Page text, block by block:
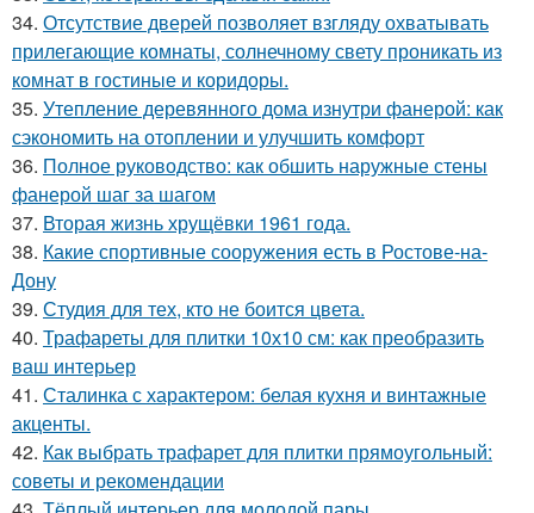
34. Отсутствие дверей позволяет взгляду охватывать
прилегающие комнаты, солнечному свету проникать из
комнат в гостиные и коридоры.
35. Утепление деревянного дома изнутри фанерой: как
сэкономить на отоплении и улучшить комфорт
36. Полное руководство: как обшить наружные стены
фанерой шаг за шагом
37. Вторая жизнь хрущёвки 1961 года.
38. Какие спортивные сооружения есть в Ростове-на-
Дону
39. Студия для тех, кто не боится цвета.
40. Трафареты для плитки 10х10 см: как преобразить
ваш интерьер
41. Сталинка с характером: белая кухня и винтажные
акценты.
42. Как выбрать трафарет для плитки прямоугольный:
советы и рекомендации